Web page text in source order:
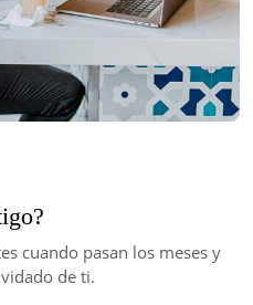
cuando pasan los meses y
de ti.